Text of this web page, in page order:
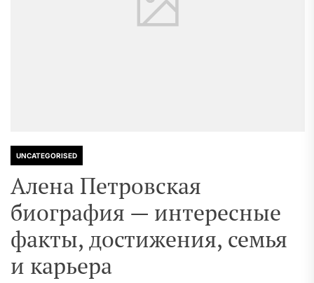
UNCATEGORISED
Алена Петровская
биография — интересные
факты, достижения, семья
и карьера